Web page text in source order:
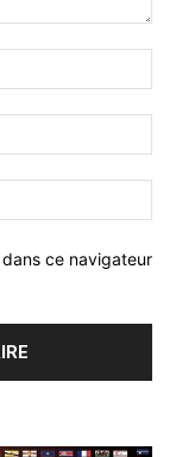
:*
:*
:
ce navigateur